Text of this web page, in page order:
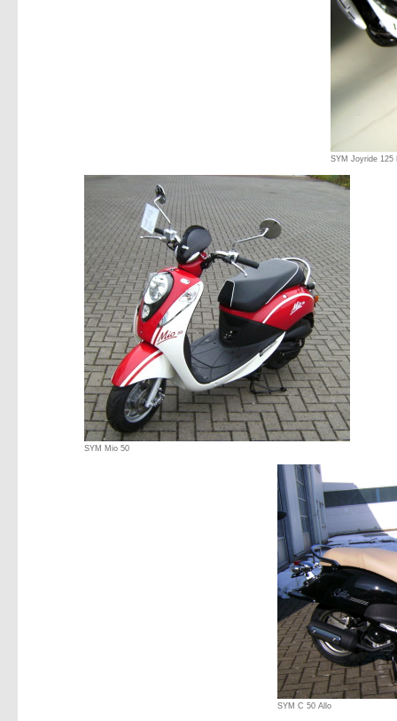
SYM Joyride 125
SYM Mio 50
SYM C 50 Allo